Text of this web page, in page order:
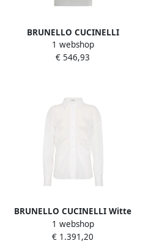
BRUNELLO CUCINELLI
Monochrome Crew Neck T-
shirt White Dames
1 webshop
€ 546,93
BRUNELLO CUCINELLI Witte
Klassieke Kraag Blouse
White Dames
1 webshop
€ 1.391,20